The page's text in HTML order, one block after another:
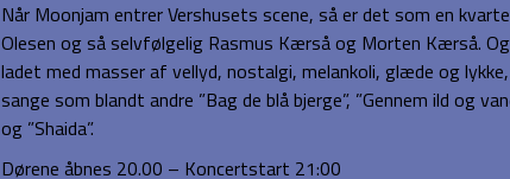
Når Moonjam entrer Vershusets scene, så er det som en
Olesen og så selvfølgelig Rasmus Kærså og Morten Kærså.
ladet med masser af vellyd, nostalgi, melankoli, glæde og
sange som blandt andre ”Bag de blå bjerge”, ”Gennem ild og
og ”Shaida”.
Dørene åbnes 20.00 – Koncertstart 21:00